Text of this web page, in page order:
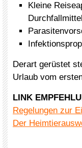
Kleine
Derart gerüstet
Urlaub vom
LINK
Regelungen zur
Der